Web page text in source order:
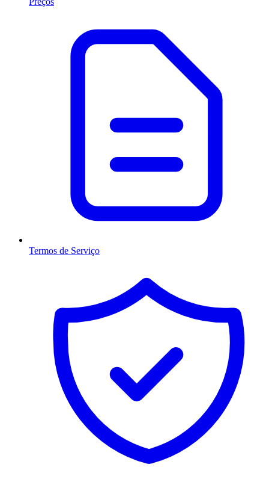
Termos de Serviço